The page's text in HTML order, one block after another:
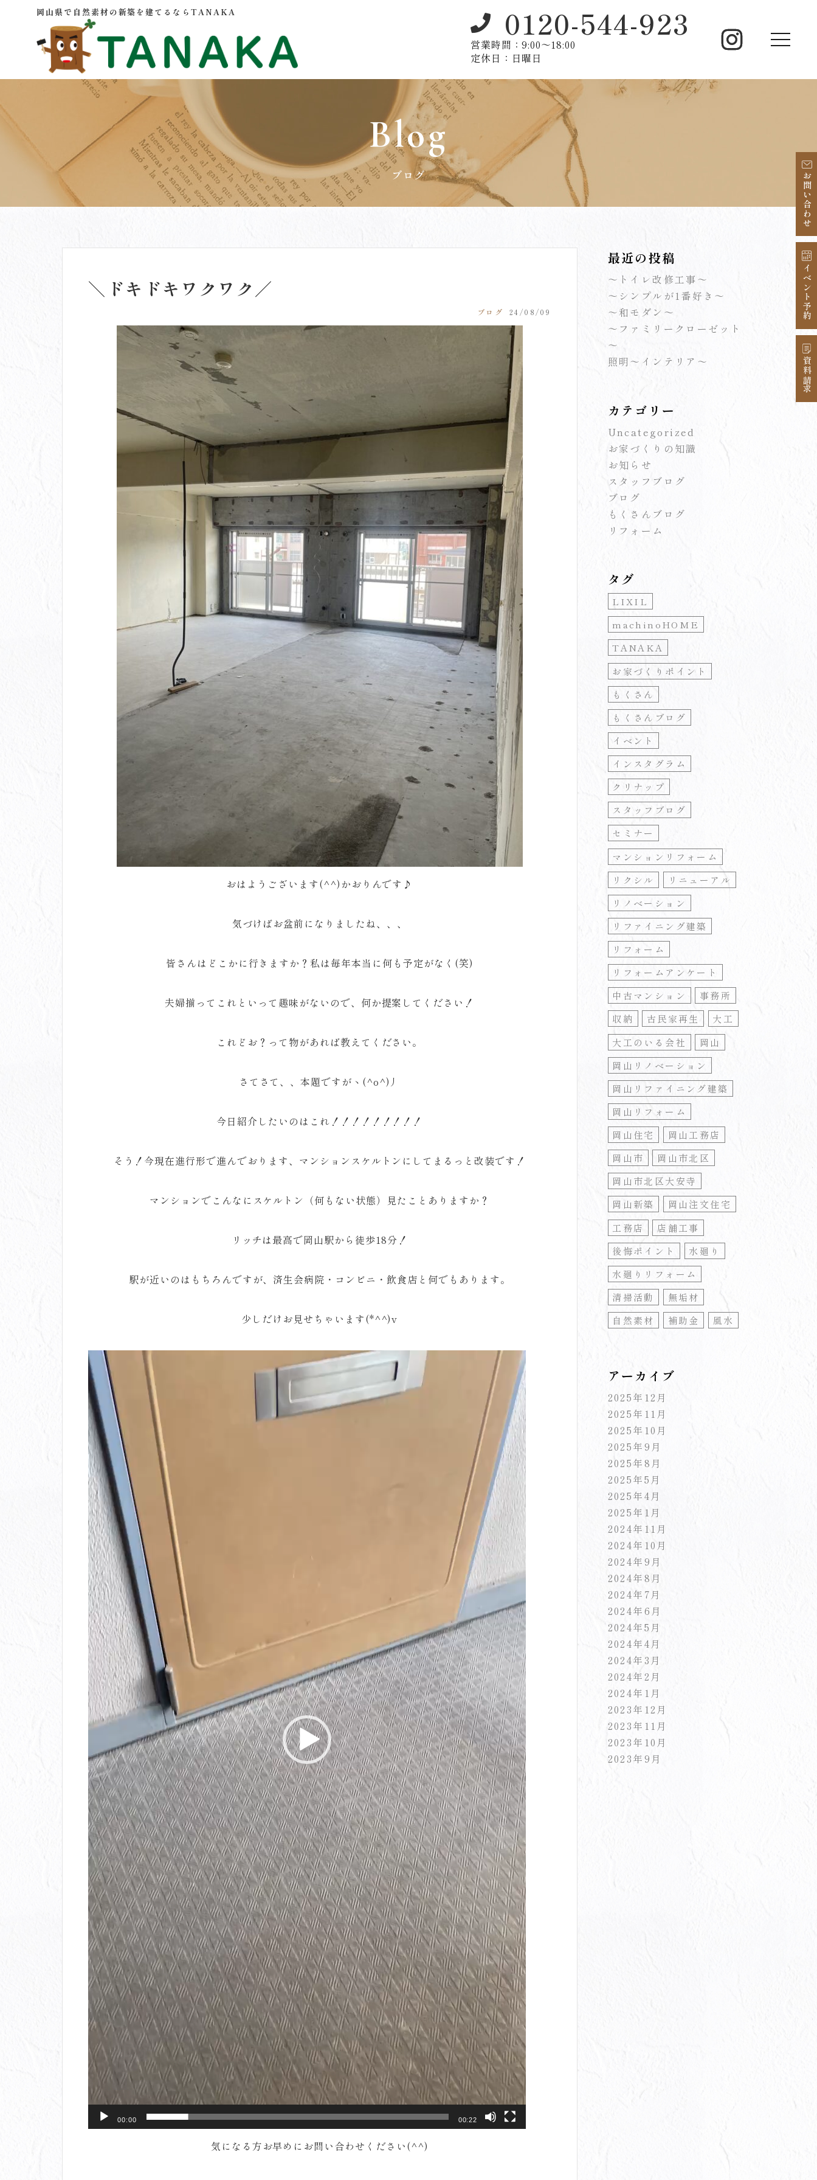
岡山県で自然素材の新築を建てるならTANAKA 0120-544-923
営業時間：9:00〜18:00
定休日：日曜日
お問い合わせ
イベント予約
資料請求
Blog
ブログ
＼ドキドキワクワク／
ブログ 24/08/09
おはようございます(^^)かおりんです♪
気づけばお盆前になりましたね、、、
皆さんはどこかに行きますか？私は毎年本当に何も予定がなく(笑)
夫婦揃ってこれといって趣味がないので、何か提案してください！
これどお？って物があれば教えてください。
さてさて、、本題ですがヽ(^o^)丿
今日紹介したいのはこれ！！！！！！！！！
そう！今現在進行形で進んでおります、マンションスケルトンにしてまるっと改装です！
マンションでこんなにスケルトン（何もない状態）見たことありますか？
リッチは最高で岡山駅から徒歩18分！
駅が近いのはもちろんですが、済生会病院・コンビニ・飲食店と何でもあります。
少しだけお見せちゃいます(*^^)v
動
画
プ
レ
ー
ヤ
ー
00:00 00:22
気になる方お早めにお問い合わせください(^^)
最近の投稿
～トイレ改修工事～
～シンプルが1番好き～
～和モダン～
～ファミリークローゼット
～
照明～インテリア～
カテゴリー
Uncategorized
お家づくりの知識
お知らせ
スタッフブログ
ブログ
もくさんブログ
リフォーム
タグ
LIXIL
machinoHOME
TANAKA
お家づくりポイント
もくさん
もくさんブログ
イベント
インスタグラム
クリナップ
スタッフブログ
セミナー
マンションリフォーム
リクシル
リニューアル
リノベーション
リファイニング建築
リフォーム
リフォームアンケート
中古マンション
事務所
収納
古民家再生
大工
大工のいる会社
岡山
岡山リノベーション
岡山リファイニング建築
岡山リフォーム
岡山住宅
岡山工務店
岡山市
岡山市北区
岡山市北区大安寺
岡山新築
岡山注文住宅
工務店
店舗工事
後悔ポイント
水廻り
水廻りリフォーム
清掃活動
無垢材
自然素材
補助金 風水
アーカイブ
2025年12月
2025年11月
2025年10月
2025年9月
2025年8月
2025年5月
2025年4月
2025年1月
2024年11月
2024年10月
2024年9月
2024年8月
2024年7月
2024年6月
2024年5月
2024年4月
2024年3月
2024年2月
2024年1月
2023年12月
2023年11月
2023年10月
2023年9月